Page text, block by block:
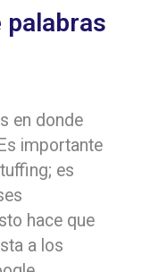
palabras
en donde
importante
es
hace que
a los